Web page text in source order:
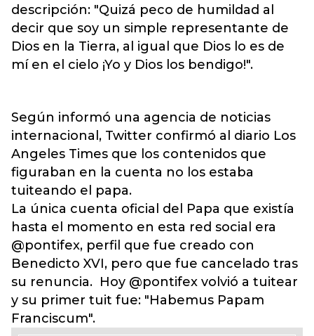
descripción: "Quizá peco de humildad al
decir que soy un simple representante de
Dios en la Tierra, al igual que Dios lo es de
mí en el cielo ¡Yo y Dios los bendigo!".
Según informó una agencia de noticias
internacional, Twitter confirmó al diario Los
Angeles Times que los contenidos que
figuraban en la cuenta no los estaba
tuiteando el papa.
La única cuenta oficial del Papa que existía
hasta el momento en esta red social era
@pontifex, perfil que fue creado con
Benedicto XVI, pero que fue cancelado tras
su renuncia. Hoy @pontifex volvió a tuitear
y su primer tuit fue: "Habemus Papam
Franciscum".